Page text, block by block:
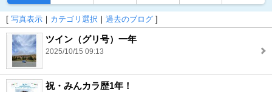
[ 写真表示 ｜ カテゴリ選択 ｜ 過去のブログ ]
ツイン（グリ号）一年
2025/10/15 09:13
祝・みんカラ歴1年！